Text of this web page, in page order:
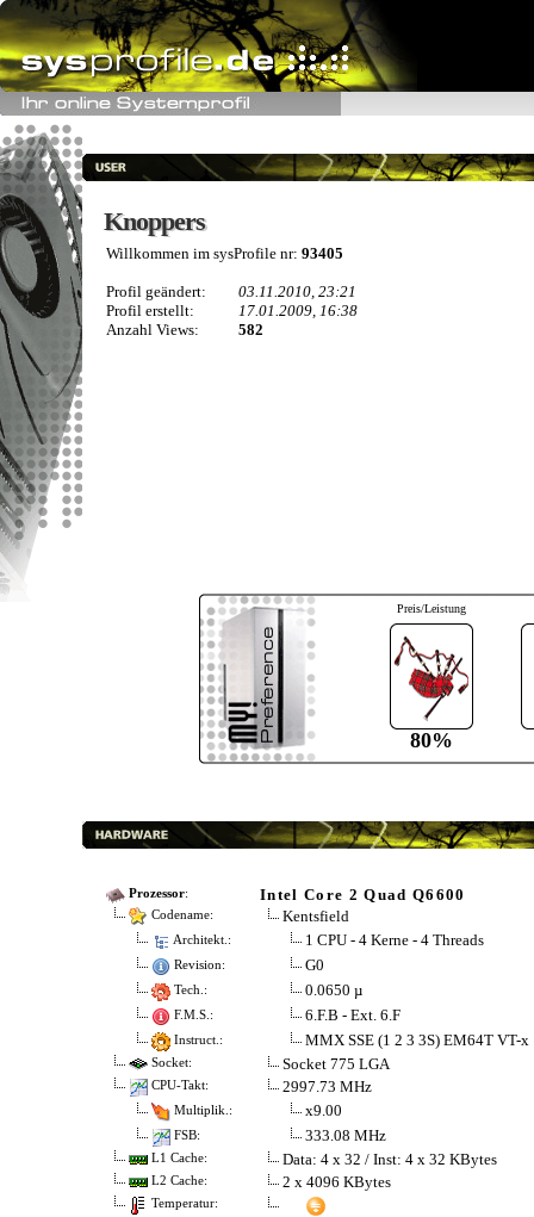
Knoppers
Knoppers
Willkommen im sysProfile nr: 93405
Profil geändert:
03.11.2010, 23:21
Profil erstellt:
17.01.2009, 16:38
Anzahl Views:
582
Preis/Leistung
80%
Prozessor: Intel Core 2 Quad Q6600
Codename: Kentsfield
Architekt.: 1 CPU - 4 Kerne - 4 Threads
Revision: G0
Tech.: 0.0650 µ
F.M.S.: 6.F.B - Ext. 6.F
Instruct.: MMX SSE (1 2 3 3S) EM64T VT-x
Socket: Socket 775 LGA
CPU-Takt: 2997.73 MHz
Multiplik.: x9.00
FSB: 333.08 MHz
L1 Cache: Data: 4 x 32 / Inst: 4 x 32 KBytes
L2 Cache: 2 x 4096 KBytes
Temperatur: